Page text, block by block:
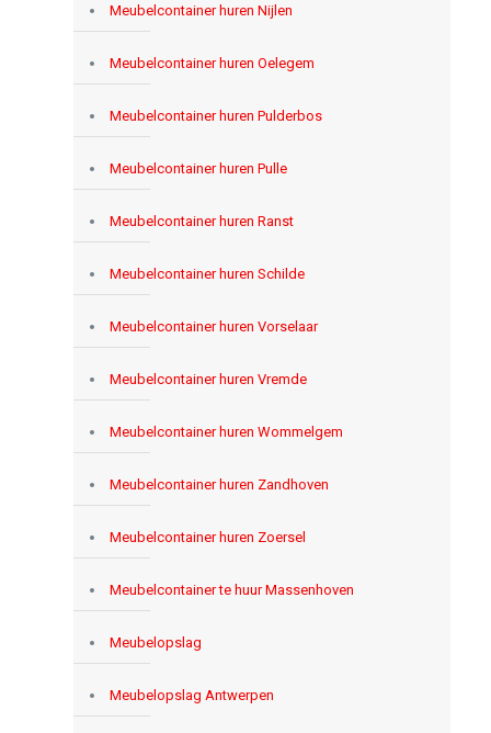
Meubelcontainer huren Nijlen
Meubelcontainer huren Oelegem
Meubelcontainer huren Pulderbos
Meubelcontainer huren Pulle
Meubelcontainer huren Ranst
Meubelcontainer huren Schilde
Meubelcontainer huren Vorselaar
Meubelcontainer huren Vremde
Meubelcontainer huren Wommelgem
Meubelcontainer huren Zandhoven
Meubelcontainer huren Zoersel
Meubelcontainer te huur Massenhoven
Meubelopslag
Meubelopslag Antwerpen